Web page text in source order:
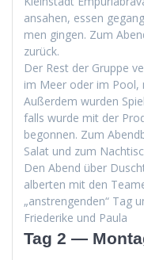
ansa­hen, essen
men gin­gen. Zum
zurück.
Der Rest der Gruppe
im Meer oder im Pool,
Außer­dem wur­den
falls wurde mit der
begonnen. Zum
Salat und zum
Den Abend über
alberten mit den
„anstren­gen­den“ Tag
Friederike und Paula
Tag 2 —